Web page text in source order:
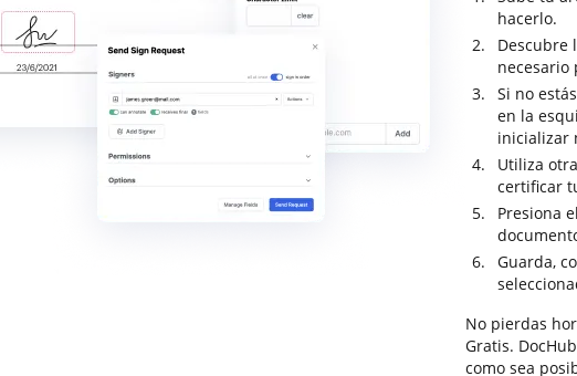
hacerlo.
Descubre
necesario
Si no
en la
inicializar
Utiliza
certificar
Presiona
Guarda,
No pierdas
Gratis.
como sea